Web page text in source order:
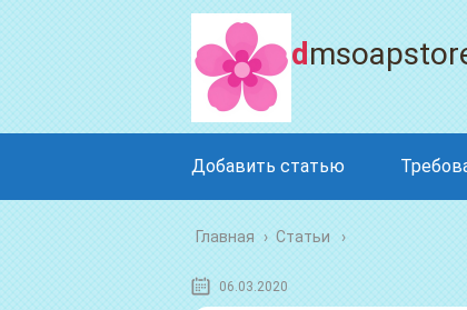
Добавить статью
Главная › Статьи
06.03.2020